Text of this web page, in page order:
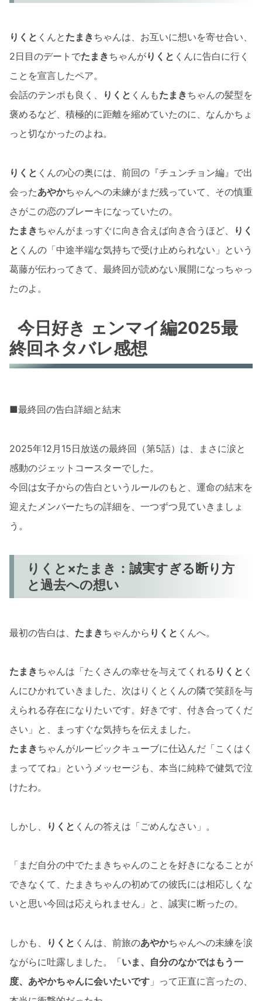
りくと くんと たまきちゃんは、お互いに想いを寄せ合い、
2日目のデートでたまきちゃんがりくと くんに告白に行く
ことを宣言したペア。
会話のテンポも良く、
りくと くんもたまきちゃんの髪型を
褒めるなど、積極的に距離を縮めていたのに、なんかちょ
っと切なかったのよね。
りくと くんの心の奥には、前回の『チュンチョン編』で出
会ったあやかちゃんへの未練がまだ残っていて、その慎重
さがこの恋のブレーキになっていたの。
たまきちゃんがまっすぐに向き合えば向き合うほど、
りく
と くんの「中途半端な気持ちで受け止められない」という
葛藤が伝わってきて、最終回が読めない展開になっちゃっ
たのよ。
今日好き ェンマイ編2025最
終回ネタバレ感想
■最終回の告白詳細と結末
2025年12月15日放送の最終回（第5話）は、まさに涙と
感動のジェットコースターでした。
今回は女子からの告白というルールのもと、運命の結末を
迎えたメンバーたちの詳細を、一つずつ見ていきましょ
う。
りくと×たまき：誠実すぎる断り方
と過去への想い
最初の告白は、 たまきちゃんから りくと くんへ。
たまきちゃんは「たくさんの幸せを与えてくれる りくと く
んにひかれていきました、次はりくとくんの隣で笑顔を与
えられる存在になりたいです。好きです、付き合ってくだ
さい」と、まっすぐな気持ちを伝えました。
たまきちゃんがルービックキューブに仕込んだ「こくはく
まっててね」というメッセージも、本当に純粋で健気で泣
けたわ。
しかし、 りくと くんの答えは「ごめんなさい」。
「まだ自分の中でたまきちゃんのことを好きになることが
できなくて、たまきちゃんの初めての彼氏には相応しくな
いと思い今回は応えられません」と、誠実に断ったの。
しかも、 りくと くんは、前旅のあやかちゃんへの未練を涙
ながらに吐露しました。「いま、自分のなかではもう一
度、あやかちゃんに会いたいです 」って正直に言ったの、